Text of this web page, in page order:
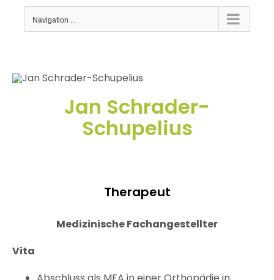
Navigation ...
Jan Schrader-
Schupelius
Therapeut
Medizinische Fachangestellter
Vita